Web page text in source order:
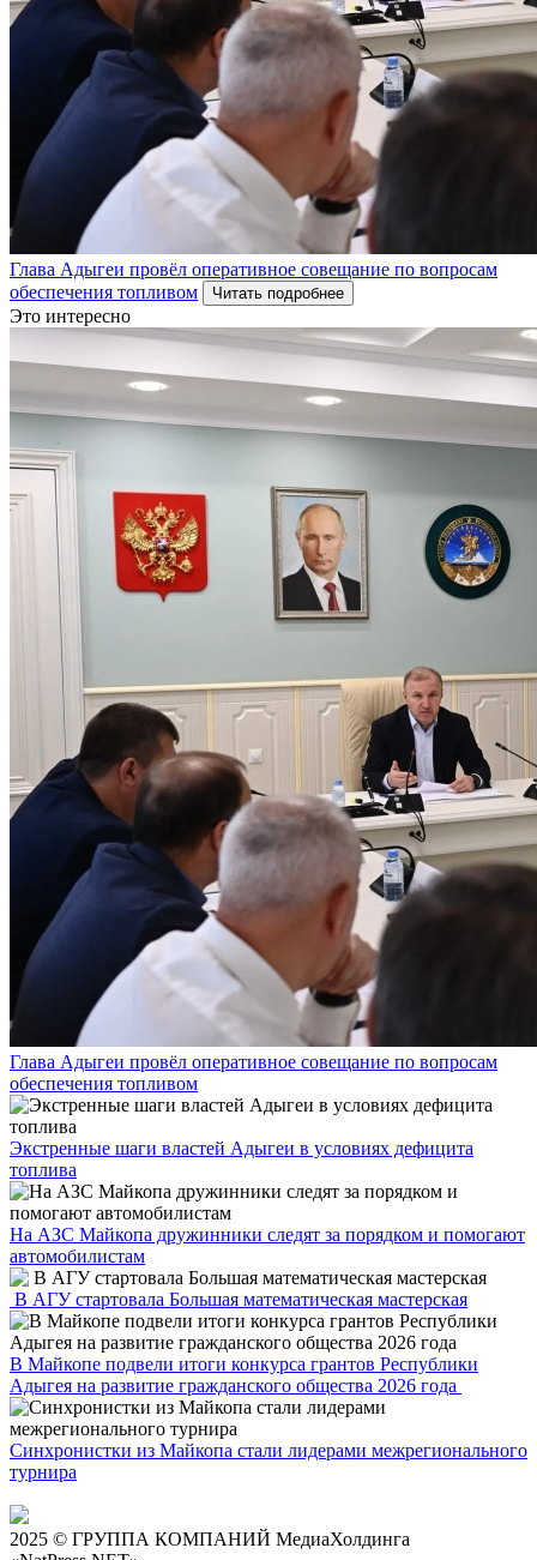
Глава Адыгеи провёл оперативное совещание по вопросам
обеспечения топливом
Читать подробнее
Это интересно
Глава Адыгеи провёл оперативное совещание по вопросам
обеспечения топливом
Экстренные шаги властей Адыгеи в условиях дефицита
топлива
На АЗС Майкопа дружинники следят за порядком и помогают
автомобилистам
В АГУ стартовала Большая математическая мастерская
В Майкопе подвели итоги конкурса грантов Республики
Адыгея на развитие гражданского общества 2026 года
Синхронистки из Майкопа стали лидерами межрегионального
турнира
2025 © ГРУППА КОМПАНИЙ МедиаХолдинга